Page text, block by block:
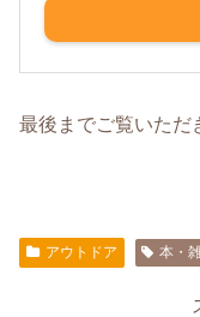
最後までご覧いただ
アウトドア 本・